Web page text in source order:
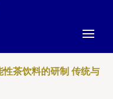
性茶饮料的研制 传统与